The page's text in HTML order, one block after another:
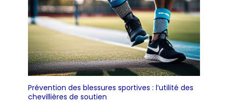
Prévention des blessures sportives : l’utilité des
chevillières de soutien